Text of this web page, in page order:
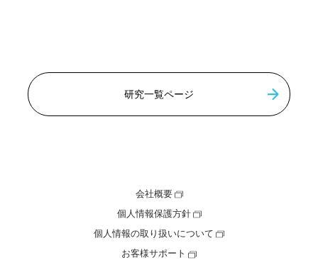
研究一覧ページ
会社概要
個人情報保護方針
個人情報の取り扱いについて
お客様サポート